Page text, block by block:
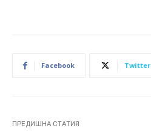
Facebook Twitter
ПРЕДИШНА СТАТИЯ